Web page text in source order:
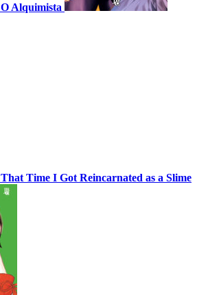
O Alquimista
That Time I Got Reincarnated as a Slime